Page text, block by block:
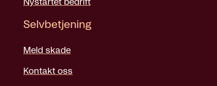
Nystartet bedrift
Selvbetjening
Meld skade
Kontakt oss